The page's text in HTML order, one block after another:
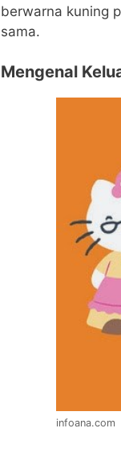
berwarna kuning
sama.
Mengenal
infoana.com